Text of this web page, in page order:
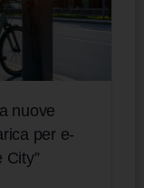
nuove
per e-
City”